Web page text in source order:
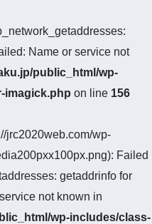
Name or service not
public_html/wp-
imagick.php on line 156
jrc2020web.com/wp-
Failed
getaddrinfo for
not known in
wp-includes/class-